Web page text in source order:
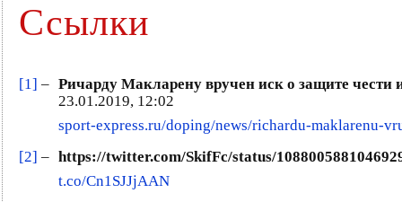
Ссылки
[1] – Ричарду Макларену вручен иск о защите
23.01.2019, 12:02
sport-express.ru/doping/news/richardu-maklarenu-
[2] – https://twitter.com/SkifFc/status/
t.co/Cn1SJJjAAN